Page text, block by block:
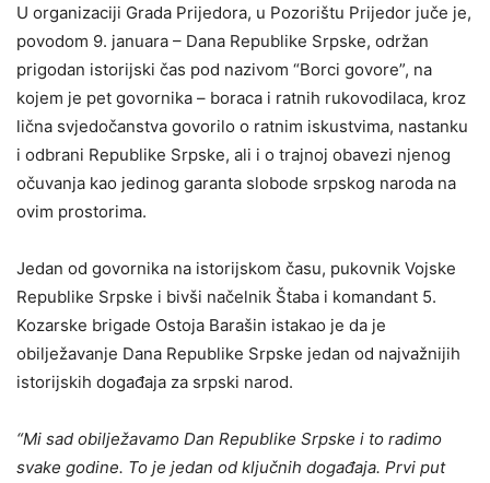
U organizaciji Grada Prijedora, u Pozorištu Prijedor juče je,
povodom 9. januara – Dana Republike Srpske, održan
prigodan istorijski čas pod nazivom “Borci govore”, na
kojem je pet govornika – boraca i ratnih rukovodilaca, kroz
lična svjedočanstva govorilo o ratnim iskustvima, nastanku
i odbrani Republike Srpske, ali i o trajnoj obavezi njenog
očuvanja kao jedinog garanta slobode srpskog naroda na
ovim prostorima.
Jedan od govornika na istorijskom času, pukovnik Vojske
Republike Srpske i bivši načelnik Štaba i komandant 5.
Kozarske brigade Ostoja Barašin istakao je da je
obilježavanje Dana Republike Srpske jedan od najvažnijih
istorijskih događaja za srpski narod.
“Mi sad obilježavamo Dan Republike Srpske i to radimo
svake godine. To je jedan od ključnih događaja. Prvi put